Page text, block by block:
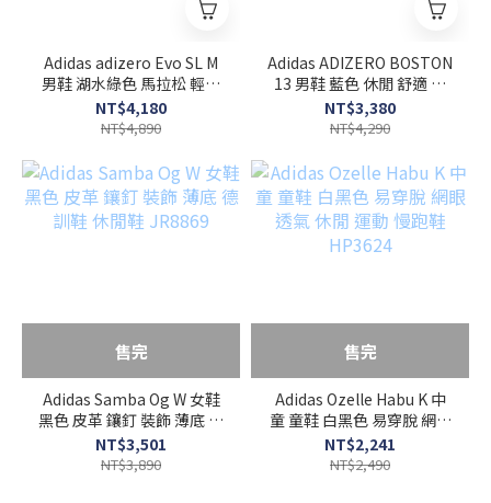
Adidas adizero Evo SL M
男鞋 湖水綠色 馬拉松 輕盈
回彈 防滑 緩震 慢跑鞋
JS4506
NT$4,180
NT$4,890
Adidas ADIZERO BOSTON
13 男鞋 藍色 休閒 舒適 慢
跑 運動 健身 慢跑鞋
JR4868
NT$3,380
NT$4,290
售完
Adidas Samba Og W 女鞋
黑色 皮革 鑲釘 裝飾 薄底 德
訓鞋 休閒鞋 JR8869
NT$3,501
NT$3,890
售完
Adidas Ozelle Habu K 中
童 童鞋 白黑色 易穿脫 網眼
透氣 休閒 運動 慢跑鞋
HP3624
NT$2,241
NT$2,490